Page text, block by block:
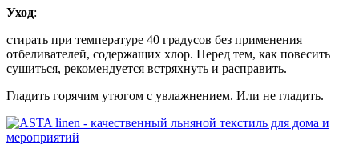
Уход:
стирать при температуре 40 градусов без применения
отбеливателей, содержащих хлор. Перед тем, как повесить
сушиться, рекомендуется встряхнуть и расправить.
Гладить горячим утюгом с увлажнением. Или не гладить.